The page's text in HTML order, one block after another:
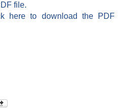
file.
here to download the PDF